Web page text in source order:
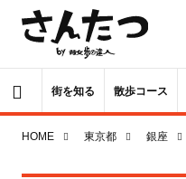
街を知る 散歩コース
HOME 東京都 銀座